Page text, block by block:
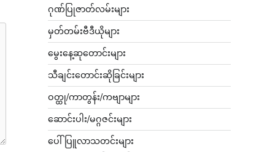
ဂုဏ်ပြုဇာတ်လမ်းများ
မှတ်တမ်းဗီဒီယိုများ
မွေးနေ့ဆုတောင်းများ
သီချင်းတောင်းဆိုခြင်းများ
ဝတ္ထု/ကာတွန်း/ကဗျာများ
ဆောင်းပါး/မဂ္ဂဇင်းများ
ပေါ်ပြူလာသတင်းများ